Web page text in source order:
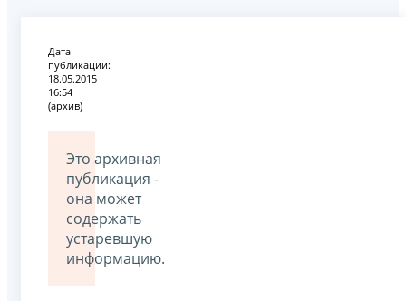
Дата
публикации:
18.05.2015
16:54
(архив)
Это архивная
публикация -
она может
содержать
устаревшую
информацию.